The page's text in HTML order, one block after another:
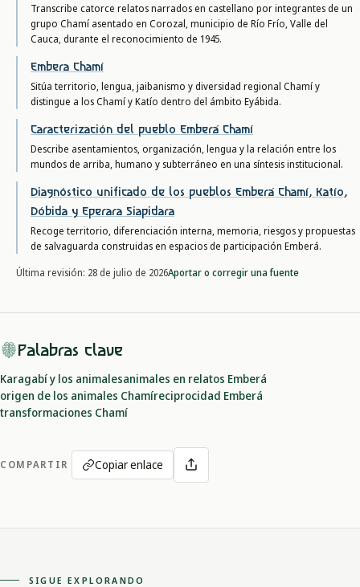
Transcribe catorce relatos narrados en castellano por integrantes de un
grupo Chamí asentado en Corozal, municipio de Río Frío, Valle del
Cauca, durante el reconocimiento de 1945.
Embera Chamí
Sitúa territorio, lengua, jaibanismo y diversidad regional Chamí y
distingue a los Chamí y Katío dentro del ámbito Eyábida.
Caracterización del pueblo Emberá Chamí
Describe asentamientos, organización, lengua y la relación entre los
mundos de arriba, humano y subterráneo en una síntesis institucional.
Diagnóstico unificado de los pueblos Emberá Chamí, Katío,
Dóbida y Eperara Siapidara
Recoge territorio, diferenciación interna, memoria, riesgos y propuestas
de salvaguarda construidas en espacios de participación Emberá.
Última revisión: 28 de julio de 2026Aportar o corregir una fuente
Palabras clave
Karagabí y los animalesanimales en relatos Emberá
origen de los animales Chamíreciprocidad Emberá
transformaciones Chamí
COMPARTIR Copiar enlace
SIGUE EXPLORANDO